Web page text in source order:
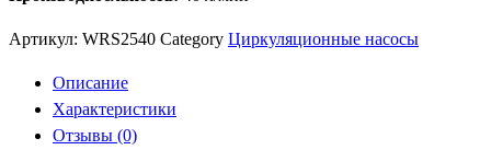
Артикул: WRS2540 Category Циркуляционные насосы
Описание
Характеристики
Отзывы (0)